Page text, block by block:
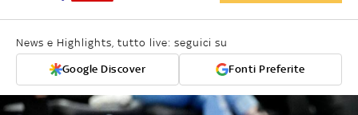
News e Highlights, tutto live: seguici su
Google Discover Fonti Preferite